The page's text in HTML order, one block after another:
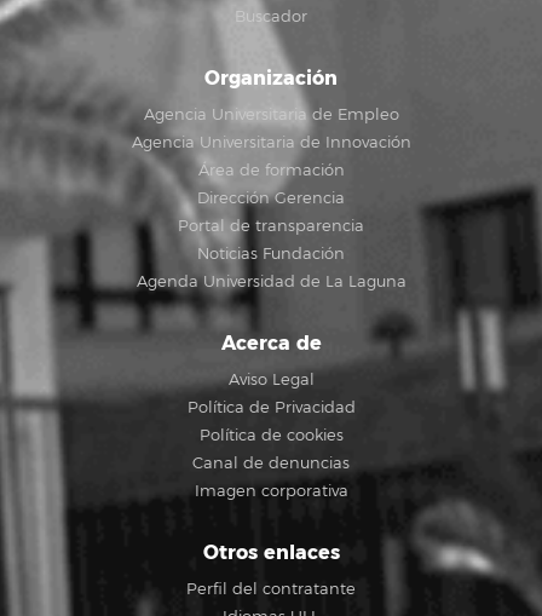
Buscador
Organización
Agencia Universitaria de Empleo
Agencia Universitaria de Innovación
Área de formación
Dirección Gerencia
Portal de transparencia
Noticias Fundación
Agenda Universidad de La Laguna
Acerca de
Aviso Legal
Política de Privacidad
Política de cookies
Canal de denuncias
Imagen corporativa
Otros enlaces
Perfil del contratante